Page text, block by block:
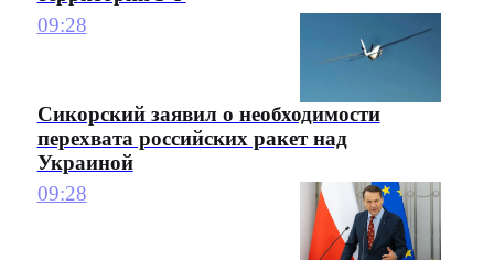
09:28
Сикорский заявил о необходимости
перехвата российских ракет над
Украиной
09:28